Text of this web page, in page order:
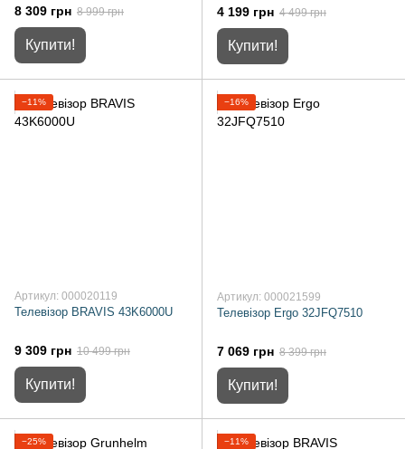
8 309 грн 8 999 грн
Купити!
4 199 грн 4 499 грн
Купити!
−11%
Артикул: 000020119
Телевізор BRAVIS 43K6000U
9 309 грн 10 499 грн
Купити!
−16%
Артикул: 000021599
Телевізор Ergo 32JFQ7510
7 069 грн 8 399 грн
Купити!
−25% −11%